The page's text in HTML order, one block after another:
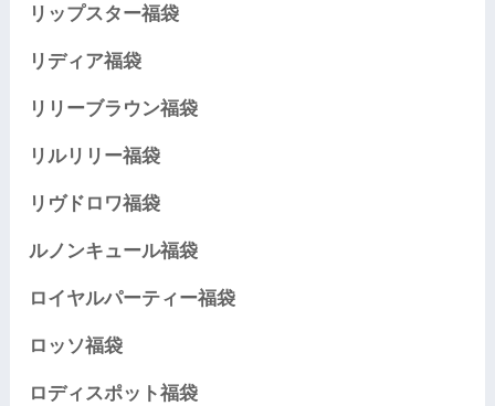
リップスター福袋
リディア福袋
リリーブラウン福袋
リルリリー福袋
リヴドロワ福袋
ルノンキュール福袋
ロイヤルパーティー福袋
ロッソ福袋
ロディスポット福袋